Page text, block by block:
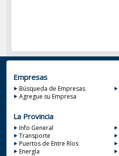
Empresas
Búsqueda de Empresas
Agregue su Empresa
La Provincia
Info General
Transporte
Puertos de Entre Ríos
Energía